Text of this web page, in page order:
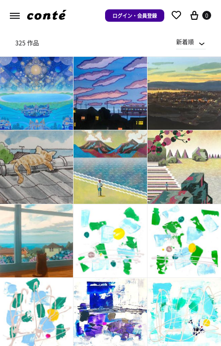
ログイン・会員登録 0
325 作品 新着順